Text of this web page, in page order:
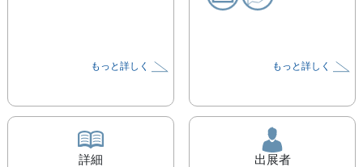
もっと詳しく もっと詳しく
詳細 出展者